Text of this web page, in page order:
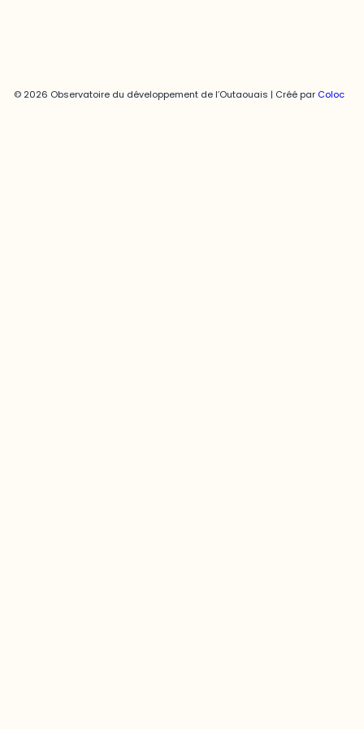
© 2026 Observatoire du développement de l’Outaouais | Créé par Coloc